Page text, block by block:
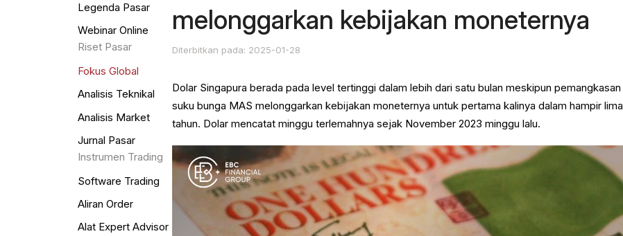
Legenda Pasar
Webinar Online
Riset Pasar
Fokus Global
Analisis Teknikal
Analisis Market
Jurnal Pasar
Instrumen Trading
Software Trading
Aliran Order
Alat Expert Advisor
melonggarkan kebijakan moneternya
Diterbitkan pada: 2025-01-28
Dolar Singapura berada pada level tertinggi dalam lebih dari satu bulan meskipun pemangkasan
suku bunga MAS melonggarkan kebijakan moneternya untuk pertama kalinya dalam hampir lima
tahun. Dolar mencatat minggu terlemahnya sejak November 2023 minggu lalu.